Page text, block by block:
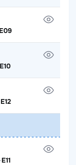
E09
E10
E12
E11